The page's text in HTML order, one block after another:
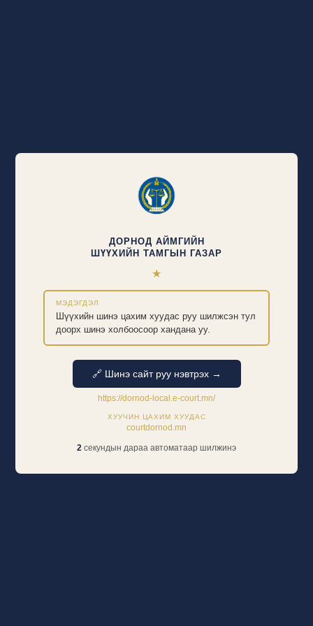
ДОРНОД АЙМГИЙН
ШҮҮХИЙН ТАМГЫН ГАЗАР
★
МЭДЭГДЭЛ
Шүүхийн шинэ цахим хуудас руу шилжсэн тул
доорх шинэ холбоосоор хандана уу.
🔗 Шинэ сайт руу нэвтрэх →
https://dornod-local.e-court.mn/
ХУУЧИН ЦАХИМ ХУУДАС
courtdornod.mn
2 секундын дараа автоматаар шилжинэ